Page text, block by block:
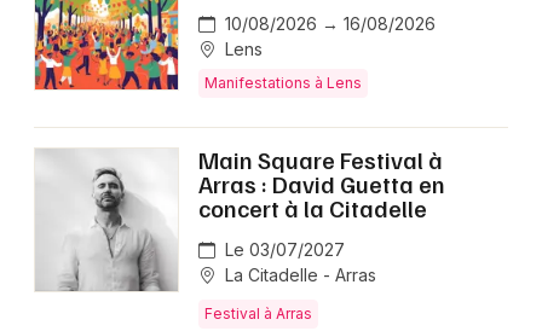
10/08/2026 → 16/08/2026
Lens
Manifestations à Lens
Main Square Festival à
Arras : David Guetta en
concert à la Citadelle
Le 03/07/2027
La Citadelle - Arras
Festival à Arras